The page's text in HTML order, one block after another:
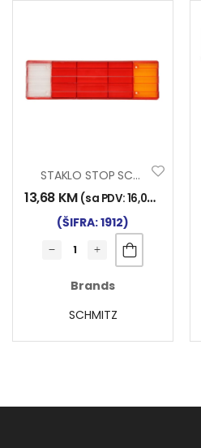
STAKLO STOP SCHMITZ
13,68 KM (sa PDV:16,00
(ŠIFRA: 1912)
Brands
SCHMITZ